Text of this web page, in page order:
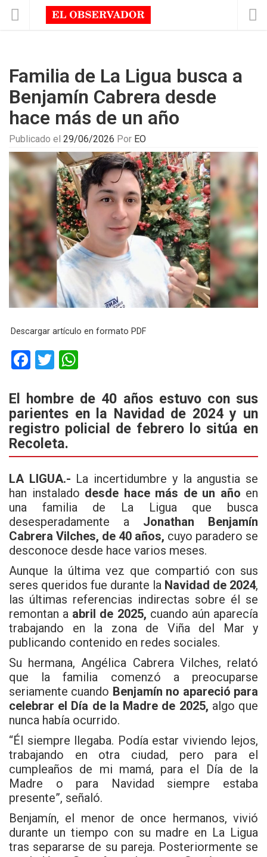
Familia de La Ligua busca a
Benjamín Cabrera desde
hace más de un año
Publicado el 29/06/2026 Por EO
Descargar artículo en formato PDF
F
ce
b
o
o
k
T
tt
er
at
s
A
p
p
El hombre de 40 años estuvo con sus
parientes en la Navidad de 2024 y un
registro policial de febrero lo sitúa en
Recoleta.
LA LIGUA.- La incertidumbre y la angustia se
han instalado desde hace más de un año en
una familia de La Ligua que busca
desesperadamente a Jonathan Benjamín
Cabrera Vilches, de 40 años, cuyo paradero se
desconoce desde hace varios meses.
Aunque la última vez que compartió con sus
seres queridos fue durante la Navidad de 2024,
las últimas referencias indirectas sobre él se
remontan a abril de 2025, cuando aún aparecía
trabajando en la zona de Viña del Mar y
publicando contenido en redes sociales.
Su hermana, Angélica Cabrera Vilches, relató
que la familia comenzó a preocuparse
seriamente cuando Benjamín no apareció para
celebrar el Día de la Madre de 2025, algo que
nunca había ocurrido.
“Él siempre llegaba. Podía estar viviendo lejos,
trabajando en otra ciudad, pero para el
cumpleaños de mi mamá, para el Día de la
Madre o para Navidad siempre estaba
presente”, señaló.
Benjamín, el menor de once hermanos, vivió
durante un tiempo con su madre en La Ligua
tras separarse de su pareja. Posteriormente se